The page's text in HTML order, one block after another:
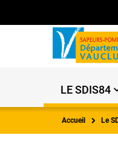
LE SDIS84
Accueil Le